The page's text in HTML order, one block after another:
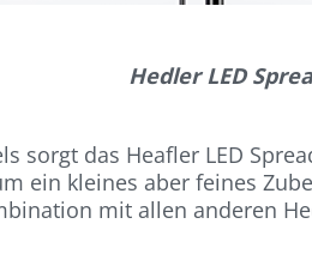
Hedler LED
sorgt das Heafler LED
ein kleines aber feines
mit allen anderen